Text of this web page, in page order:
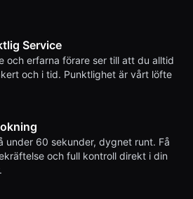
Service
och erfarna förare ser till att du alltid
och i tid. Punktlighet är vårt löfte
under 60 sekunder, dygnet runt. Få
och full kontroll direkt i din